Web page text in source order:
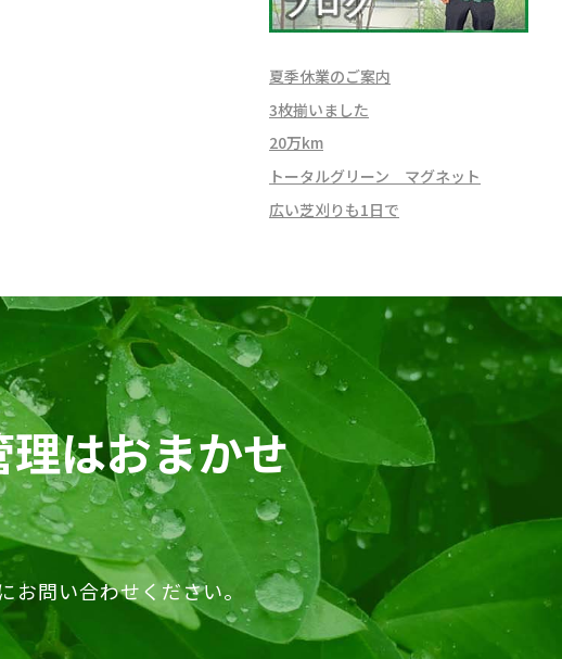
夏季休業のご案内
3枚揃いました
20万km
トータルグリーン マグネット
広い芝刈りも1日で
はおまかせ
問い合わせください。